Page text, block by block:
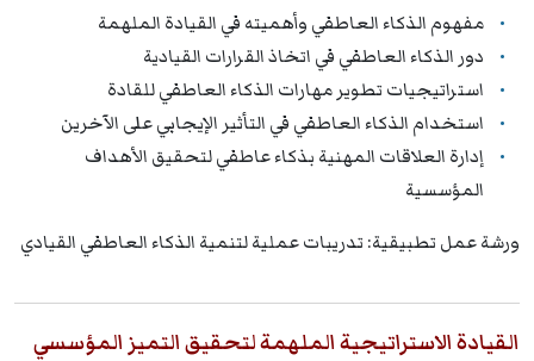
مفهوم الذكاء العاطفي وأهميته في القيادة الملهمة
دور الذكاء العاطفي في اتخاذ القرارات القيادية
استراتيجيات تطوير مهارات الذكاء العاطفي للقادة
استخدام الذكاء العاطفي في التأثير الإيجابي على الآخرين
إدارة العلاقات المهنية بذكاء عاطفي لتحقيق الأهداف
المؤسسية
ورشة عمل تطبيقية: تدريبات عملية لتنمية الذكاء العاطفي القيادي
القيادة الاستراتيجية الملهمة لتحقيق التميز المؤسسي